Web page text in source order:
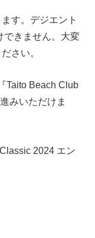
す。デジエント
できません。大変
さい。
Taito Beach Club
みいただけま
2024 エン